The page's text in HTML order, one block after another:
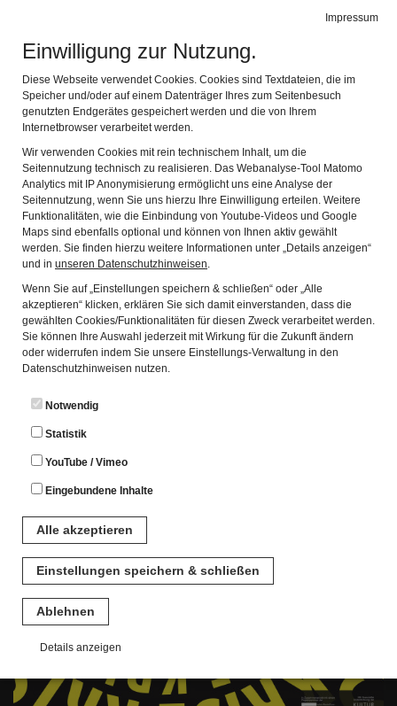
Impressum
Einwilligung zur Nutzung.
Diese Webseite verwendet Cookies. Cookies sind Textdateien, die im
Speicher und/oder auf einem Datenträger Ihres zum Seitenbesuch
genutzten Endgerätes gespeichert werden und die von Ihrem
Internetbrowser verarbeitet werden.
Wir verwenden Cookies mit rein technischem Inhalt, um die
Seitennutzung technisch zu realisieren. Das Webanalyse-Tool Matomo
Analytics mit IP Anonymisierung ermöglicht uns eine Analyse der
Seitennutzung, wenn Sie uns hierzu Ihre Einwilligung erteilen. Weitere
Funktionalitäten, wie die Einbindung von Youtube-Videos und Google
Maps sind ebenfalls optional und können von Ihnen aktiv gewählt
werden. Sie finden hierzu weitere Informationen unter „Details anzeigen“
und in unseren Datenschutzhinweisen.
Wenn Sie auf „Einstellungen speichern & schließen“ oder „Alle
akzeptieren“ klicken, erklären Sie sich damit einverstanden, dass die
gewählten Cookies/Funktionalitäten für diesen Zweck verarbeitet werden.
Sie können Ihre Auswahl jederzeit mit Wirkung für die Zukunft ändern
oder widerrufen indem Sie unsere Einstellungs-Verwaltung in den
Datenschutzhinweisen nutzen.
Notwendig
Statistik
YouTube / Vimeo
Eingebundene Inhalte
Alle akzeptieren
Einstellungen speichern & schließen
Ablehnen
Details anzeigen
Notwendig
AKTUELLE
SONDERAUSSTELLUNGEN
KOMMEN SIE UNS BESUCHEN!